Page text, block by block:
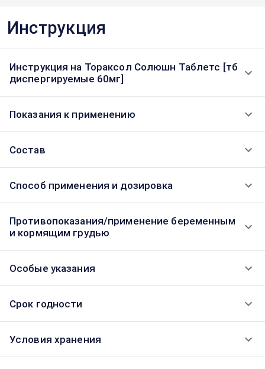
Инструкция
Инструкция на Тораксол Солюшн Таблетс [тб
диспергируемые 60мг]
Показания к применению
Состав
Способ применения и дозировка
Противопоказания/применение беременным
и кормящим грудью
Особые указания
Срок годности
Условия хранения